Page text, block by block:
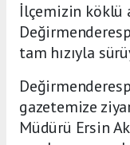
İlçemizin köklü
tam hızıyla
gazetemize
Müdürü Ersin